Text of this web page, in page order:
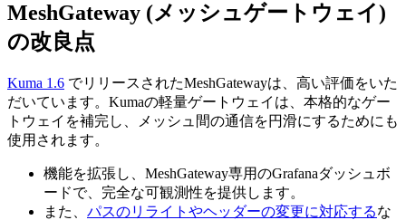
MeshGateway (メッシュゲートウェイ)
の改良点
Kuma 1.6 でリリースされたMeshGatewayは、高い評価をいた
だいています。Kumaの軽量ゲートウェイは、本格的なゲー
トウェイを補完し、メッシュ間の通信を円滑にするためにも
使用されます。
機能を拡張し、MeshGateway専用のGrafanaダッシュボ
ードで、完全な可観測性を提供します。
また、 パスのリライトやヘッダーの変更に対応するな